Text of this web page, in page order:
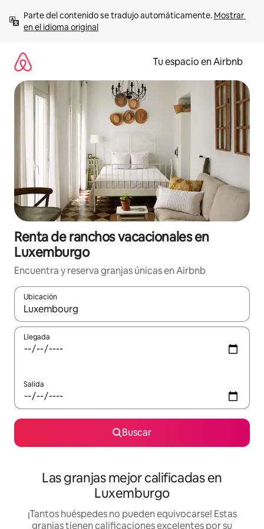
contenido
Parte del contenido se tradujo automáticamente. Mostrar
en el idioma original
Tu espacio en Airbnb
Renta de ranchos vacacionales en
Luxemburgo
Encuentra y reserva granjas únicas en Airbnb
Ubicación
Cuando los resultados estén disponibles, podrás navegar
Llegada
Salida
Buscar
Las granjas mejor calificadas en
Luxemburgo
¡Tantos huéspedes no pueden equivocarse! Estas
granjas tienen calificaciones excelentes por su